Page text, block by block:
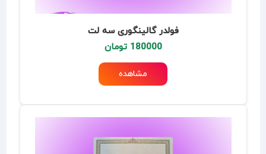
فولدر گالینگوری سه لت
180000 تومان
مشاهده